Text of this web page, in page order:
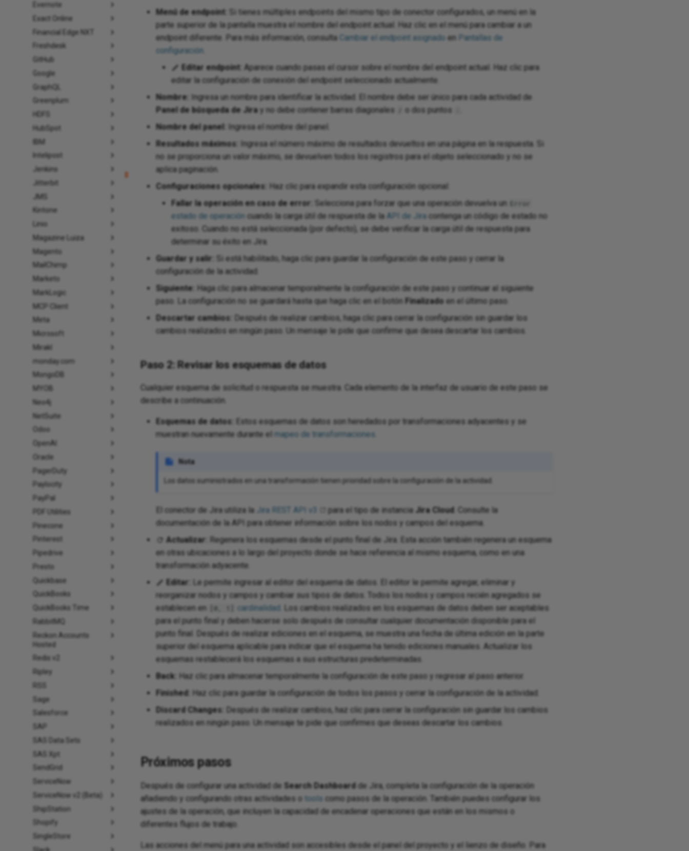
Evernote
Exact Online
Financial Edge NXT
Freshdesk
GitHub
Google
GraphQL
Greenplum
HubSpot
IBM
Intelipost
Jenkins
Jitterbit
JMS
Kintone
Linio
Magazine Luiza
Magento
MailChimp
Marketo
MarkLogic
MCP Client
Meta
Microsoft
Mirakl
monday.com
MongoDB
MYOB
Neo4j
NetSuite
Odoo
OpenAI
Oracle
PagerDuty
Paylocity
PayPal
PDF Utilities
Pinecone
Pinterest
Pipedrive
Presto
Quickbase
QuickBooks
QuickBooks Time
RabbitMQ
Reckon Accounts
Hosted
Redis v2
Ripley
Sage
Salesforce
SAP
SAS Data Sets
SAS Xpt
SendGrid
ServiceNow
ServiceNow v2 (Beta)
ShipStation
Shopify
SingleStore
Menú de endpoint:
Si tienes múltiples endpoints del mismo tipo de conector configurados, un menú en la
parte superior de la pantalla muestra el nombre del endpoint actual. Haz clic en el menú para cambiar a un
endpoint diferente. Para más información, consulta
Cambiar el endpoint asignado en
Pantallas de
configuración
Editar endpoint: Aparece cuando pasas el cursor sobre el nombre del endpoint actual. Haz clic para
editar la configuración de conexión del endpoint seleccionado actualmente.
Nombre: Ingresa un nombre para identificar la actividad. El nombre debe ser único para cada actividad de
Panel de búsqueda de Jira y no debe contener barras diagonales o dos puntos
Nombre del panel: Ingresa el nombre del panel.
Resultados máximos: Ingresa el número máximo de resultados devueltos en una página en la respuesta. Si
no se proporciona un valor máximo, se devuelven todos los registros para el objeto seleccionado y no se
aplica paginación.
Configuraciones opcionales: Haz clic para expandir esta configuración opcional:
Fallar la operación en caso de error:
Selecciona para forzar que una operación devuelva un Error
estado de operación cuando la carga útil de respuesta de la API de Jira contenga un código de estado no
exitoso. Cuando no está seleccionada (por defecto), se debe verificar la carga útil de respuesta para
determinar su éxito en Jira.
Guardar y salir:
Si está habilitado, haga clic para guardar la configuración de este paso y cerrar la
configuración de la actividad.
Siguiente: Haga clic para almacenar temporalmente la configuración de este paso y continuar al siguiente
paso. La configuración no se guardará hasta que haga clic en el botón Finalizado en el último paso.
Descartar cambios:
Después de realizar cambios, haga clic para cerrar la configuración sin guardar los
cambios realizados en ningún paso. Un mensaje le pide que confirme que desea descartar los cambios.
Paso 2: Revisar los esquemas de datos
Cualquier esquema de solicitud o respuesta se muestra. Cada elemento de la interfaz de usuario de este paso se
describe a continuación.
Esquemas de datos:
Estos esquemas de datos son heredados por transformaciones adyacentes y se
muestran nuevamente durante el mapeo de transformaciones
Nota
Los datos suministrados en una transformación tienen prioridad sobre la configuración de la actividad.
El conector de Jira utiliza la Jira REST API v3 para el tipo de instancia Jira Cloud . Consulte la
documentación de la API para obtener información sobre los nodos y campos del esquema.
Actualizar:
Regenera los esquemas desde el punto final de Jira. Esta acción también regenera un esquema
en otras ubicaciones a lo largo del proyecto donde se hace referencia al mismo esquema, como en una
transformación adyacente.
Editar:
Le permite ingresar al editor del esquema de datos. El editor le permite agregar, eliminar y
reorganizar nodos y campos y cambiar sus tipos de datos. Todos los nodos y campos recién agregados se
establecen en
[0, 1] cardinalidad
. Los cambios realizados en los esquemas de datos deben ser aceptables
para el punto final y deben hacerse solo después de consultar cualquier documentación disponible para el
punto final. Después de realizar ediciones en el esquema, se muestra una fecha de última edición en la parte
superior del esquema aplicable para indicar que el esquema ha tenido ediciones manuales. Actualizar los
esquemas restablecerá los esquemas a sus estructuras predeterminadas.
Back: Haz clic para almacenar temporalmente la configuración de este paso y regresar al paso anterior.
Finished: Haz clic para guardar la configuración de todos los pasos y cerrar la configuración de la actividad.
Discard Changes:
Después de realizar cambios, haz clic para cerrar la configuración sin guardar los cambios
realizados en ningún paso. Un mensaje te pide que confirmes que deseas descartar los cambios.
Próximos pasos
Después de configurar una actividad de Search Dashboard de Jira, completa la configuración de la operación
añadiendo y configurando otras actividades o tools como pasos de la operación. También puedes configurar los
ajustes de la operación, que incluyen la capacidad de encadenar operaciones que están en los mismos o
diferentes flujos de trabajo.
Las acciones del menú para una actividad son accesibles desde el panel del proyecto y el lienzo de diseño. Para